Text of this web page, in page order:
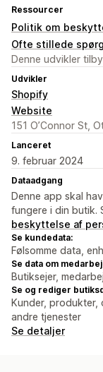
Ressourcer
Politik om
Ofte stillede
Denne udvikler
Udvikler
Shopify
Website
151 O’Connor St,
Lanceret
9. februar 2024
Dataadgang
Denne app skal
fungere i din butik.
beskyttelse af
Se kundedata:
Følsomme data,
Se data om
Butiksejer,
Se og rediger
Kunder, produkter,
andre tjenester
Se detaljer